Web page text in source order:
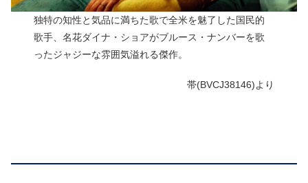
独特の知性と気品に満ちた歌で全米を魅了した国民的
歌手、名花ダイナ・ショアがブルース・ナンバーを歌
ったジャジーな雰囲気溢れる傑作。
帯(BVCJ38146)より